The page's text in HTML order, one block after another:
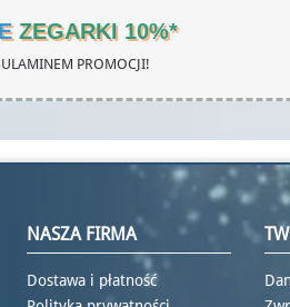
ZEGARKI 10%*
PROMOCJI!
NASZA FIRMA
Dostawa i płatność